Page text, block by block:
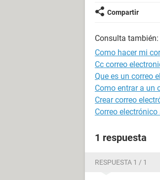
Compartir
Consulta también:
Como hacer mi
Cc correo
Que es un correo
Como entrar a un
Crear correo
Correo
1 respuesta
RESPUESTA 1 / 1